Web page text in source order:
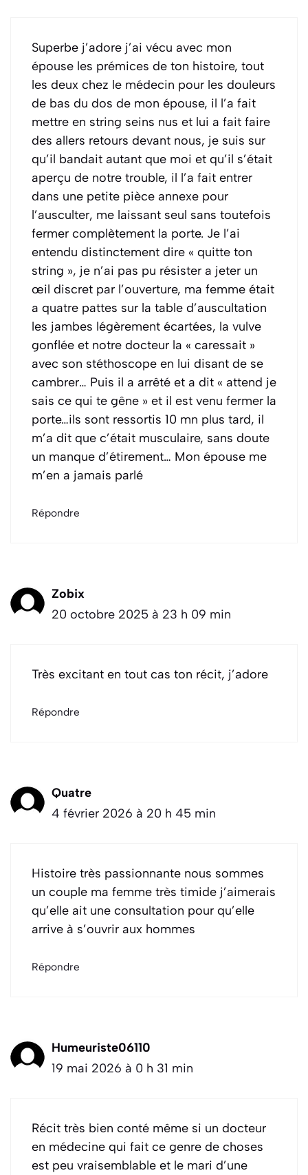
Superbe j’adore j’ai vécu avec mon
épouse les prémices de ton histoire, tout
les deux chez le médecin pour les douleurs
de bas du dos de mon épouse, il l’a fait
mettre en string seins nus et lui a fait faire
des allers retours devant nous, je suis sur
qu’il bandait autant que moi et qu’il s’était
aperçu de notre trouble, il l’a fait entrer
dans une petite pièce annexe pour
l’ausculter, me laissant seul sans toutefois
fermer complètement la porte. Je l’ai
entendu distinctement dire « quitte ton
string », je n’ai pas pu résister a jeter un
œil discret par l’ouverture, ma femme était
a quatre pattes sur la table d’auscultation
les jambes légèrement écartées, la vulve
gonflée et notre docteur la « caressait »
avec son stéthoscope en lui disant de se
cambrer… Puis il a arrêté et a dit « attend je
sais ce qui te gêne » et il est venu fermer la
porte…ils sont ressortis 10 mn plus tard, il
m’a dit que c’était musculaire, sans doute
un manque d’étirement… Mon épouse me
m’en a jamais parlé
Répondre
Zobix
20 octobre 2025 à 23 h 09 min
Très excitant en tout cas ton récit, j’adore
Répondre
Quatre
4 février 2026 à 20 h 45 min
Histoire très passionnante nous sommes
un couple ma femme très timide j’aimerais
qu’elle ait une consultation pour qu’elle
arrive à s’ouvrir aux hommes
Répondre
Humeuriste06110
19 mai 2026 à 0 h 31 min
Récit très bien conté même si un docteur
en médecine qui fait ce genre de choses
est peu vraisemblable et le mari d’une